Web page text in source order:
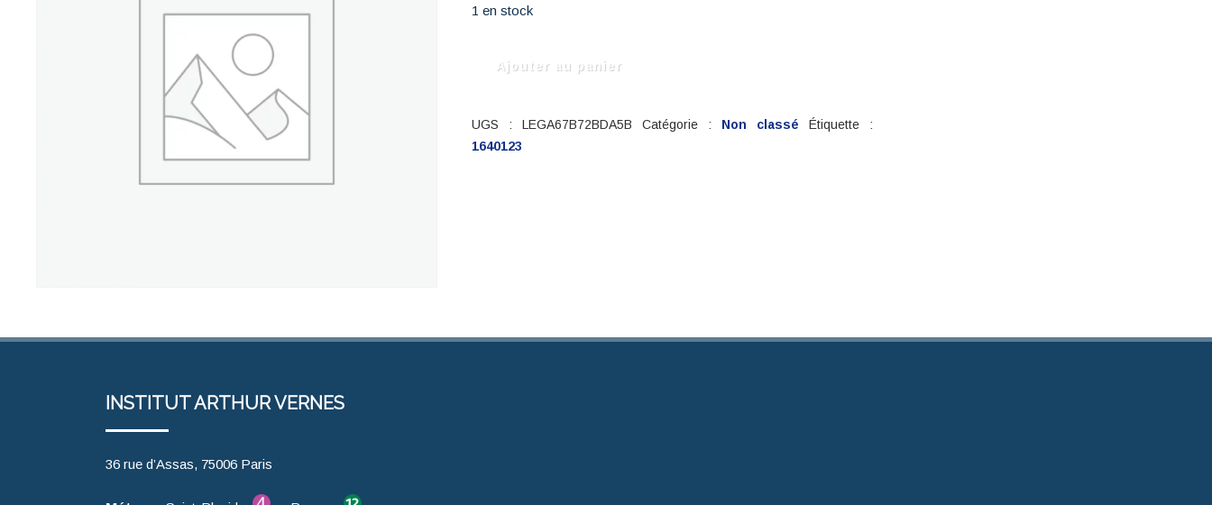
1 en stock
GAGNE
Ajouter au panier
UGS : LEGA67B72BDA5B Catégorie : Non classé
Étiquette :
1640123
INSTITUT ARTHUR VERNES
36 rue d’Assas, 75006 Paris